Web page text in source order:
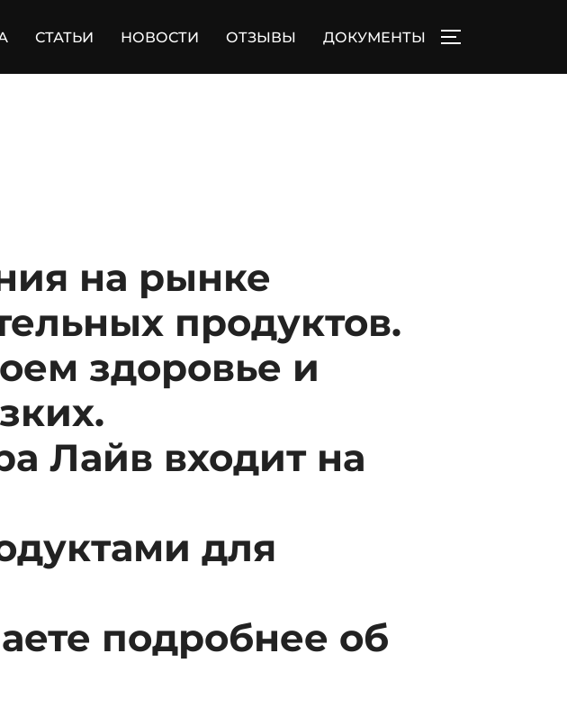
СТАТЬИ НОВОСТИ ОТЗЫВЫ ДОКУМЕНТЫ
на рынке
продуктов.
здоровье и
Лайв входит на
для
подробнее об